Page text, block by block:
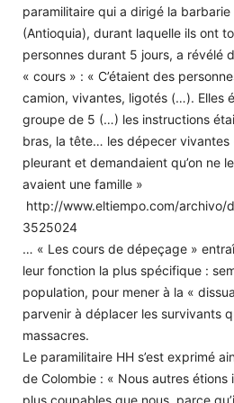
paramilitaire qui a dirigé la
(Antioquia), durant laquelle ils ont
personnes durant 5 jours, a révélé
« cours » : « C’étaient des
camion, vivantes, ligotés (…). Elles
groupe de 5 (…) les instructions
bras, la tête… les dépecer
pleurant et demandaient qu’on ne
avaient une famille »
http://www.eltiempo.com/archivo/
3525024
… « Les cours de dépeçage »
leur fonction la plus spécifique :
population, pour mener à la «
parvenir à déplacer les survivants
massacres.
Le paramilitaire HH s’est exprimé
de Colombie : « Nous autres étions
plus coupables que nous, parce